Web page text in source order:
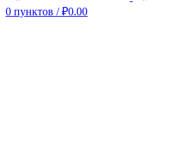
0 пунктов / ₽0.00